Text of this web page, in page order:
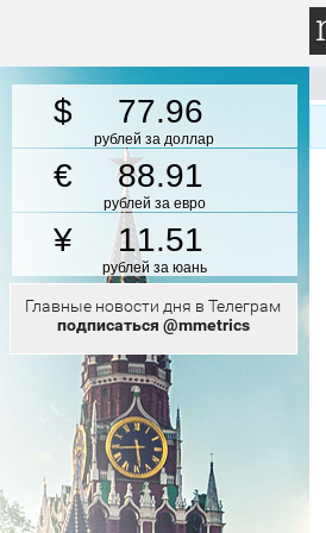
77.96
рублей за доллар
88.91
рублей за евро
11.51
рублей за юань
Главные новости дня в Телеграм
подписаться @mmetrics